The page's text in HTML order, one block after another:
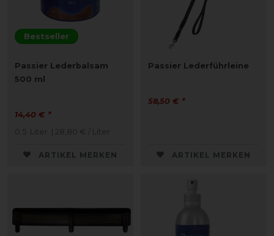
Bestseller
Passier Lederbalsam
500 ml
14,40 € *
0.5 Liter | 28,80 € / Liter
ARTIKEL MERKEN
Passier Lederführleine
58,50 € *
ARTIKEL MERKEN